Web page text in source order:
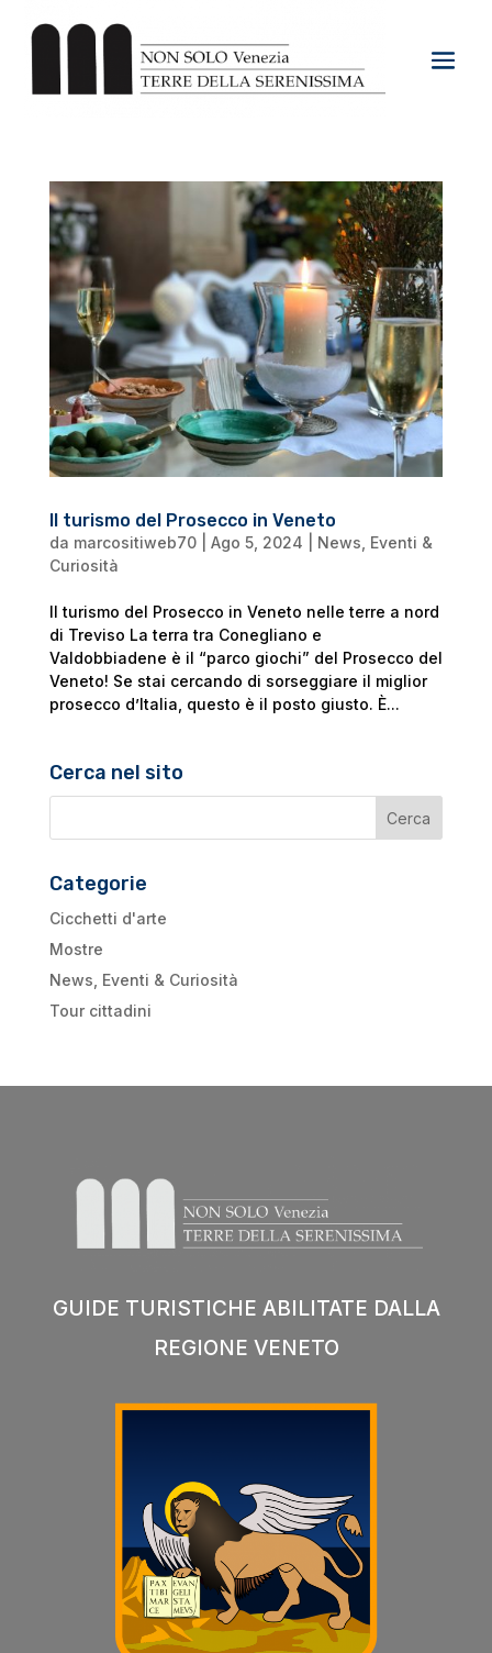
Il turismo del Prosecco in Veneto
da marcositiweb70| Ago 5, 2024
News, Eventi &
Curiosità
Il turismo del Prosecco in Veneto nelle terre a nord
di Treviso La terra tra Conegliano e
Valdobbiadene è il “parco giochi” del Prosecco del
Veneto! Se stai cercando di sorseggiare il miglior
prosecco d’Italia, questo è il posto giusto. È...
Cerca nel sito
Categorie
Cicchetti d'arte
Mostre
News, Eventi & Curiosità
Tour cittadini
GUIDE TURISTICHE ABILITATE DALLA
REGIONE VENETO